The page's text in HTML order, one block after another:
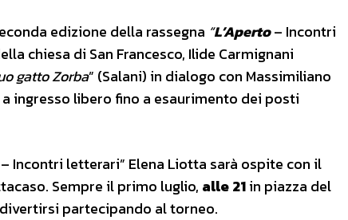
edizione della rassegna “L’Aperto– Incontri
chiesa di San Francesco, Ilide Carmignani
gatto Zorba” (Salani) in dialogo con Massimiliano
ingresso libero fino a esaurimento dei posti
Incontri letterari” Elena Liotta sarà ospite con il
Sempre il primo luglio, alle 21in piazza del
partecipando al torneo.